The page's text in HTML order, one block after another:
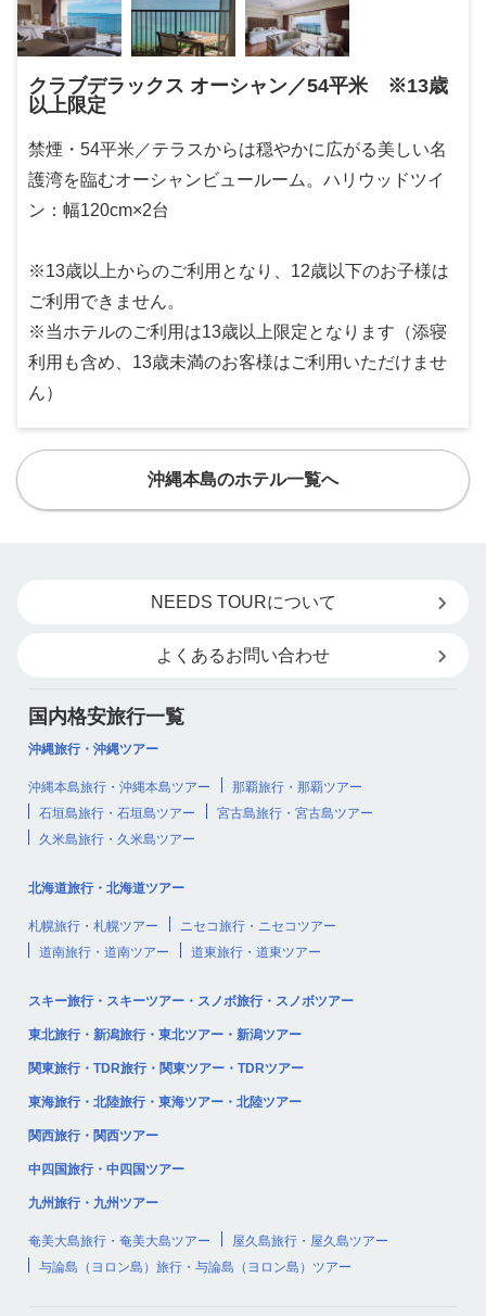
クラブデラックス オーシャン／54平米 ※13歳
以上限定
禁煙・54平米／テラスからは穏やかに広がる美しい名
護湾を臨むオーシャンビュールーム。ハリウッドツイ
ン：幅120cm×2台
※13歳以上からのご利用となり、12歳以下のお子様は
ご利用できません。
※当ホテルのご利用は13歳以上限定となります（添寝
利用も含め、13歳未満のお客様はご利用いただけませ
ん）
沖縄本島のホテル一覧へ
NEEDS TOURについて
よくあるお問い合わせ
国内格安旅行一覧
沖縄旅行・沖縄ツアー
沖縄本島旅行・沖縄本島ツアー
那覇旅行・那覇ツアー
石垣島旅行・石垣島ツアー
宮古島旅行・宮古島ツアー
久米島旅行・久米島ツアー
北海道旅行・北海道ツアー
札幌旅行・札幌ツアー
ニセコ旅行・ニセコツアー
道南旅行・道南ツアー
道東旅行・道東ツアー
スキー旅行・スキーツアー・スノボ旅行・スノボツアー
東北旅行・新潟旅行・東北ツアー・新潟ツアー
関東旅行・TDR旅行・関東ツアー・TDRツアー
東海旅行・北陸旅行・東海ツアー・北陸ツアー
関西旅行・関西ツアー
中四国旅行・中四国ツアー
九州旅行・九州ツアー
奄美大島旅行・奄美大島ツアー
屋久島旅行・屋久島ツアー
与論島（ヨロン島）旅行・与論島（ヨロン島）ツアー